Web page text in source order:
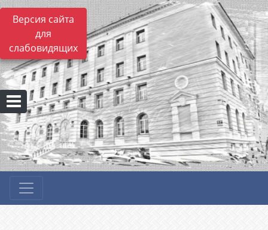
Версия сайта
для
слабовидящих